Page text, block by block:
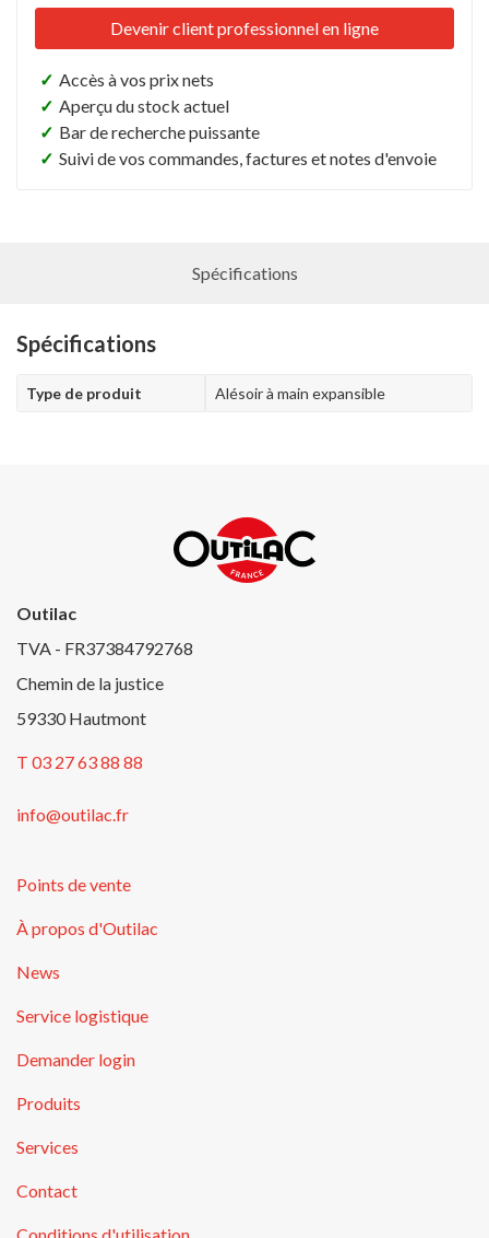
Devenir client professionnel en ligne
✓ Accès à vos prix nets
✓ Aperçu du stock actuel
✓ Bar de recherche puissante
✓ Suivi de vos commandes, factures et notes d'envoie
Spécifications
Spécifications
Type de produit Alésoir à main expansible
Outilac
TVA - FR37384792768
Chemin de la justice
59330 Hautmont
T 03 27 63 88 88
info@outilac.fr
Points de vente
À propos d'Outilac
News
Service logistique
Demander login
Produits
Services
Contact